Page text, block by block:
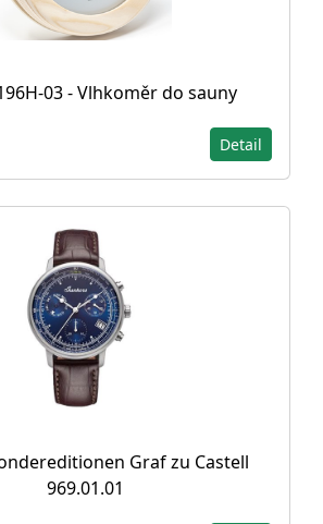
03 - Vlhkoměr do sauny
Detail
Graf zu Castell
969.01.01